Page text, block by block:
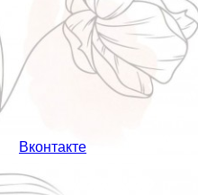
Вконтакте